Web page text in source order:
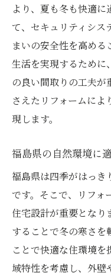
次世代住宅
テクノロジ
持続可能な
ライフスタ
家族に優し
ハウスの新しい形
地域密着型
新たな住ま
レジリエン
未来志向の
環境変化に
より、夏も冬も快適
て、セキュリティシス
まいの安全性を高める
生活を実現するために
の良い間取りの工夫が
さえたリフォームによ
現します。
福島県の自然環境に
福島県は四季がはっき
です。そこで、リフォ
住宅設計が重要となり
することで冬の寒さを
ことで快適な住環境
域特性を考慮し、外壁